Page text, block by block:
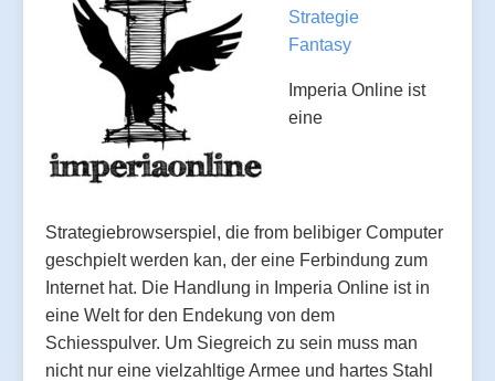
Strategie
Fantasy
Imperia Online ist
eine
Strategiebrowserspiel, die from belibiger Computer
geschpielt werden kan, der eine Ferbindung zum
Internet hat. Die Handlung in Imperia Online ist in
eine Welt for den Endekung von dem
Schiesspulver. Um Siegreich zu sein muss man
nicht nur eine vielzahltige Armee und hartes Stahl